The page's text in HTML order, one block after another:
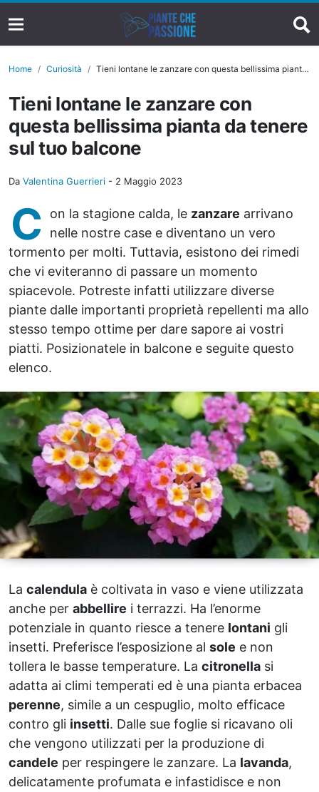
Home Curiosità Tieni lontane le zanzare con questa bellissima pianta da tenere sul tuo balcone
Tieni lontane le zanzare con
questa bellissima pianta da tenere
sul tuo balcone
Da Valentina Guerrieri - 2 Maggio 2023
C on la stagione calda, le zanzare arrivano
nelle nostre case e diventano un vero
tormento per molti. Tuttavia, esistono dei rimedi
che vi eviteranno di passare un momento
spiacevole. Potreste infatti utilizzare diverse
piante dalle importanti proprietà repellenti ma allo
stesso tempo ottime per dare sapore ai vostri
piatti. Posizionatele in balcone e seguite questo
elenco.
La calendula è coltivata in vaso e viene utilizzata
anche per abbellire i terrazzi. Ha l’enorme
potenziale in quanto riesce a tenere lontani gli
insetti. Preferisce l’esposizione al sole e non
tollera le basse temperature. La citronella si
adatta ai climi temperati ed è una pianta erbacea
perenne, simile a un cespuglio, molto efficace
contro gli insetti. Dalle sue foglie si ricavano oli
che vengono utilizzati per la produzione di
candele per respingere le zanzare. La lavanda,
delicatamente profumata e infastidisce e non